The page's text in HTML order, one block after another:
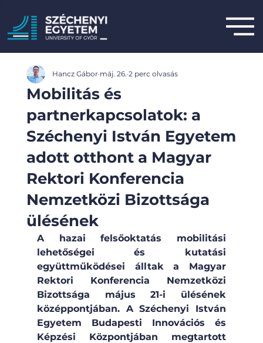
Mobilitás és
partnerkapcsolatok: a
Széchenyi István Egyetem
adott otthont a Magyar
Rektori Konferencia
Nemzetközi Bizottsága
ülésének
Hancz Gábor máj. 26. 2 perc olvasás
A hazai felsőoktatás mobilitási
lehetőségei és kutatási
együttműködései álltak a Magyar
Rektori Konferencia Nemzetközi
Bizottsága május 21-i ülésének
középpontjában. A Széchenyi István
Egyetem Budapesti Innovációs és
Képzési Központjában megtartott